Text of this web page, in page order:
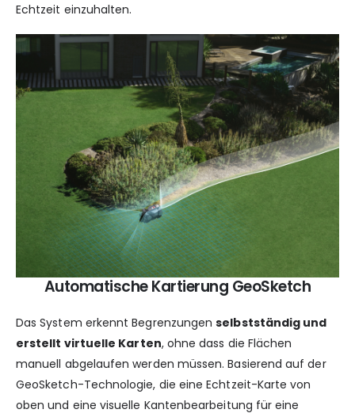
Echtzeit einzuhalten.
Automatische Kartierung GeoSketch
Das System erkennt Begrenzungenselbstständig und
erstellt virtuelle Karten, ohne dass die Flächen
manuell abgelaufen werden müssen. Basierend auf der
GeoSketch-Technologie, die eine Echtzeit-Karte von
oben und eine visuelle Kantenbearbeitung für eine